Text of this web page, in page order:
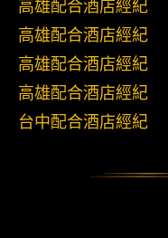
高雄配合酒店經紀
高雄配合酒店經紀
高雄配合酒店經紀
高雄配合酒店經紀
台中配合酒店經紀